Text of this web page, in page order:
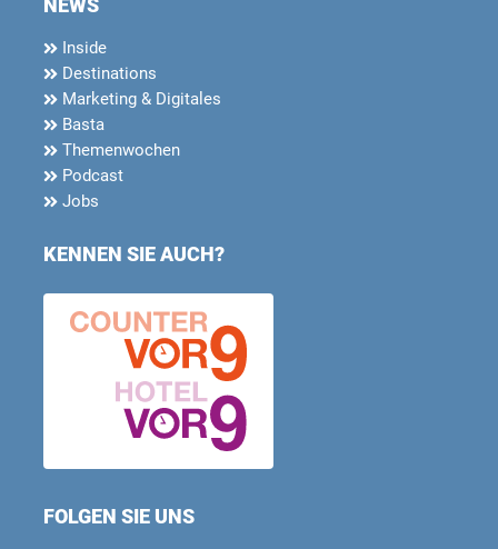
NEWS
Inside
Destinations
Marketing & Digitales
Basta
Themenwochen
Podcast
Jobs
KENNEN SIE AUCH?
FOLGEN SIE UNS